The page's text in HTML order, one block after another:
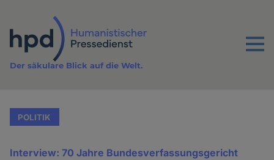
Inhalt
Menu
Der säkulare Blick auf die Welt.
POLITIK
Interview: 70 Jahre Bundesverfassungsgericht